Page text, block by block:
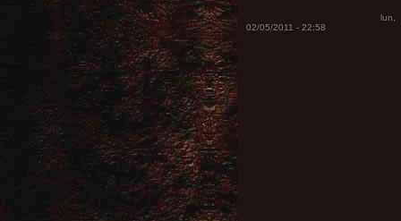
lun,
02/05/2011 - 22:58